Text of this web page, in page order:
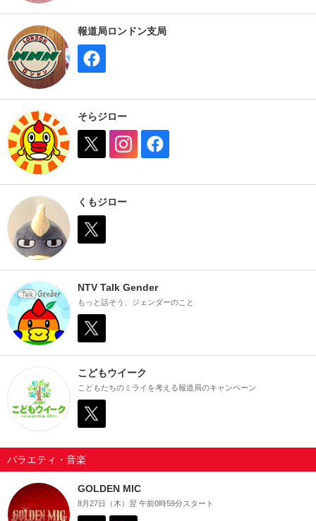
報道局ロンドン支局
そらジロー
くもジロー
NTV Talk Gender
もっと話そう、ジェンダーのこと
こどもウイーク
こどもたちのミライを考える報道局のキャンペーン
バラエティ ・ 音楽
GOLDEN MIC
8月27日（木）翌 午前0時59分スタート